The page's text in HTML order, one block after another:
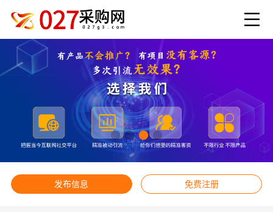
发布信息 免费注册